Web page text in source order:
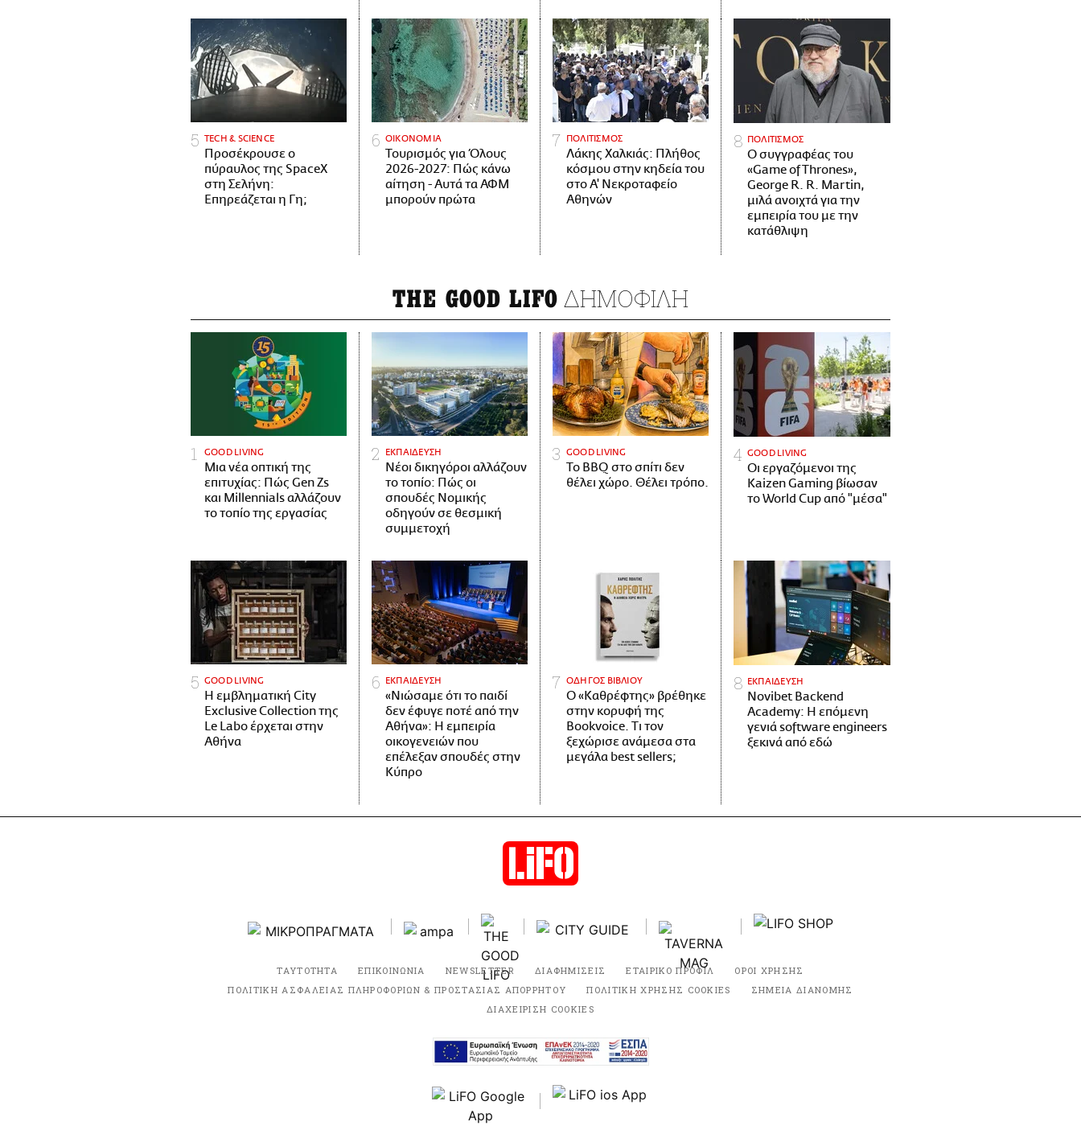
ΤECH & SCIENCE
Προσέκρουσε ο
πύραυλος της SpaceX
στη Σελήνη:
Επηρεάζεται η Γη;
ΟΙΚΟΝΟΜΙΑ
Τουρισμός για Όλους
2026-2027: Πώς κάνω
αίτηση - Αυτά τα ΑΦΜ
μπορούν πρώτα
ΠΟΛΙΤΙΣΜΟΣ
Λάκης Χαλκιάς: Πλήθος
κόσμου στην κηδεία του
στο Α' Νεκροταφείο
Αθηνών
ΠΟΛΙΤΙΣΜΟΣ
Ο συγγραφέας του
«Game of Thrones»,
George R. R. Martin,
μιλά ανοιχτά για την
εμπειρία του με την
κατάθλιψη
THE GOOD LIFO ΔΗΜΟΦΙΛΗ
GOOD LIVING
Μια νέα οπτική της
επιτυχίας: Πώς Gen Zs
και Millennials αλλάζουν
το τοπίο της εργασίας
ΕΚΠΑΙΔΕΥΣΗ
Νέοι δικηγόροι αλλάζουν
το τοπίο: Πώς οι
σπουδές Νομικής
οδηγούν σε θεσμική
συμμετοχή
GOOD LIVING
Το BBQ στο σπίτι δεν
θέλει χώρο. Θέλει τρόπο.
GOOD LIVING
Οι εργαζόμενοι της
Kaizen Gaming βίωσαν
το World Cup από "μέσα"
GOOD LIVING
Η εμβληματική City
Exclusive Collection της
Le Labo έρχεται στην
Αθήνα
ΕΚΠΑΙΔΕΥΣΗ
«Νιώσαμε ότι το παιδί
δεν έφυγε ποτέ από την
Αθήνα»: Η εμπειρία
οικογενειών που
επέλεξαν σπουδές στην
Κύπρο
ΟΔΗΓΟΣ ΒΙΒΛΙΟΥ
Ο «Καθρέφτης» βρέθηκε
στην κορυφή της
Bookvoice. Τι τον
ξεχώρισε ανάμεσα στα
μεγάλα best sellers;
ΕΚΠΑΙΔΕΥΣΗ
Novibet Backend
Academy: Η επόμενη
γενιά software engineers
ξεκινά από εδώ
ΤΑΥΤΟΤΗΤΑ ΕΠΙΚΟΙΝΩΝΙΑ NEWSLETTER ΔΙΑΦΗΜΙΣΕΙΣ ΕΤΑΙΡΙΚΟ ΠΡΟΦΙΛ
ΟΡΟΙ ΧΡΗΣΗΣ
ΠΟΛΙΤΙΚΗ ΑΣΦΑΛΕΙΑΣ ΠΛΗΡΟΦΟΡΙΩΝ & ΠΡΟΣΤΑΣΙΑΣ ΑΠΟΡΡΗΤΟΥ
ΠΟΛΙΤΙΚΗ ΧΡΗΣΗΣ COOKIES
ΣΗΜΕΙΑ ΔΙΑΝΟΜΗΣ
ΔΙΑΧΕΙΡΙΣΗ COOKIES